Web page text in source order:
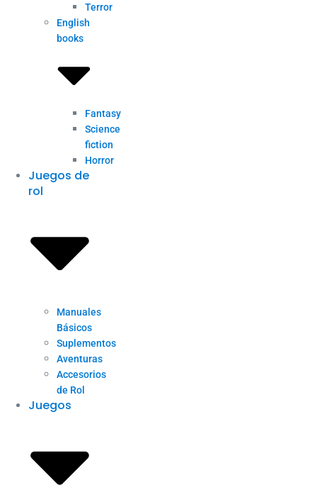
Terror
English
books
Fantasy
Science
fiction
Horror
Juegos de
rol
Manuales
Básicos
Suplementos
Aventuras
Accesorios
de Rol
Juegos